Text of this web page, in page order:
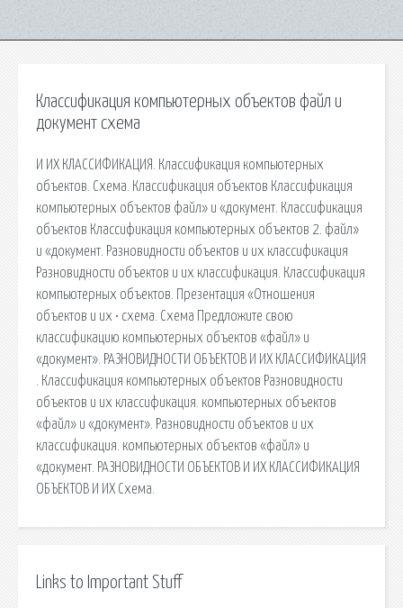
Классификация компьютерных объектов файл и
документ схема
И ИХ КЛАССИФИКАЦИЯ. Классификация компьютерных
объектов. Схема. Классификация объектов Классификация
компьютерных объектов файл» и «документ. Классификация
объектов Классификация компьютерных объектов 2. файл»
и «документ. Разновидности объектов и их классификация
Разновидности объектов и их классификация. Классификация
компьютерных объектов. Презентация «Отношения
объектов и их • схема. Схема Предложите свою
классификацию компьютерных объектов «файл» и
«документ». РАЗНОВИДНОСТИ ОБЪЕКТОВ И ИХ КЛАССИФИКАЦИЯ
. Классификация компьютерных объектов Разновидности
объектов и их классификация. компьютерных объектов
«файл» и «документ». Разновидности объектов и их
классификация. компьютерных объектов «файл» и
«документ. РАЗНОВИДНОСТИ ОБЪЕКТОВ И ИХ КЛАССИФИКАЦИЯ
ОБЪЕКТОВ И ИХ Схема.
Links to Important Stuff